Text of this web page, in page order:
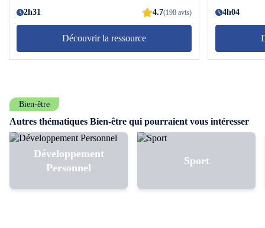
vos muscles, à respirer et à vous détendre.
N’hésitez plus, lancez-vous ! Découvrez toutes
les bases du Qi Gong et devenez un expert de
la méditation et de la relaxation !
2h31 4.7(198 avis)
Découvrir la ressource
des
les bonnes
Ainsi, vous
pour les
Yoga après
4h04
Bien-être
Autres thématiques Bien-être qui pourraient vous intéresser
Développement
Personnel
Sport